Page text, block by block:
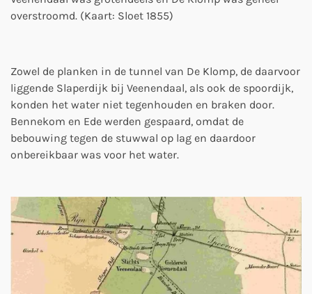
overstroomd. (Kaart: Sloet 1855)
Zowel de planken in de tunnel van De Klomp, de daarvoor
liggende Slaperdijk bij Veenendaal, als ook de spoordijk,
konden het water niet tegenhouden en braken door.
Bennekom en Ede werden gespaard, omdat de
bebouwing tegen de stuwwal op lag en daardoor
onbereikbaar was voor het water.